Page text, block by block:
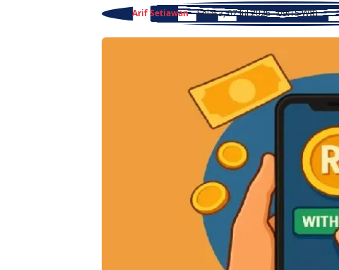
Arif Setiawan - Selasa, 07 Jul 2026 - 09:15 WIB